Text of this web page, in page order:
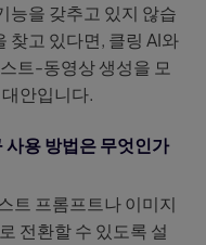
능을 갖추고 있지 않습
찾고 있다면, 클링 AI와
트-동영상 생성을 모
안입니다.
사용 방법은 무엇인가
트 프롬프트나 이미지
전환할 수 있도록 설